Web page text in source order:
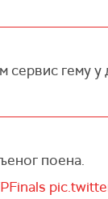
гему у
поена.